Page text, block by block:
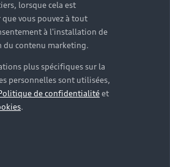
lorsque cela est
vous pouvez à tout
à l'installation de
du contenu marketing.
plus spécifiques sur la
personnelles sont utilisées,
de confidentialitéet
.